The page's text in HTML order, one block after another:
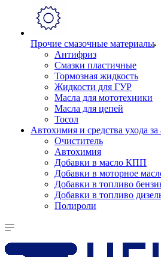
Прочие смазочные материалы
Антифриз
Смазки пластичные
Тормозная жидкость
Жидкости для ГУР
Масла для мототехники
Масла для цепей
Тосол
Автохимия и средства ухода
Очиститель
Автохимия
Добавки в масло КПП
Добавки в моторное
Добавки в топливо
Добавки в топливо
Полироли